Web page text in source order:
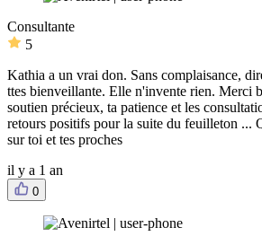
Consultante
5
Kathia a un vrai don. Sans complaisance,
ttes bienveillante. Elle n'invente rien. Merci
soutien précieux, ta patience et les
retours positifs pour la suite du feuilleton ...
sur toi et tes proches
il y a 1 an
0